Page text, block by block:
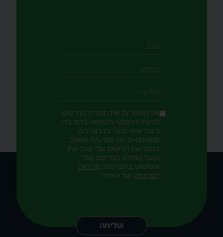
שם
טלפון
הודעה
אני מאשר/ת את מסירת הפרטים
מרצוני החופשי והשימוש בהם כדי
ליצור איתי קשר וכן לצרכים
סטטיסטיים. אני מודע/ת שאוכל
לבטל את הרישום שלי בכל עת,
ושעל מסירת הפרטים שלי
והשימוש בהם תחול מדיניות
הפרטיות של האתר
שליחה